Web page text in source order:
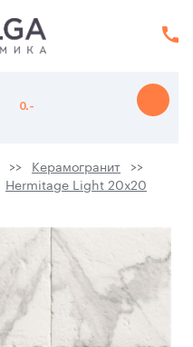
0.-
Керамогранит
Hermitage Light 20х20